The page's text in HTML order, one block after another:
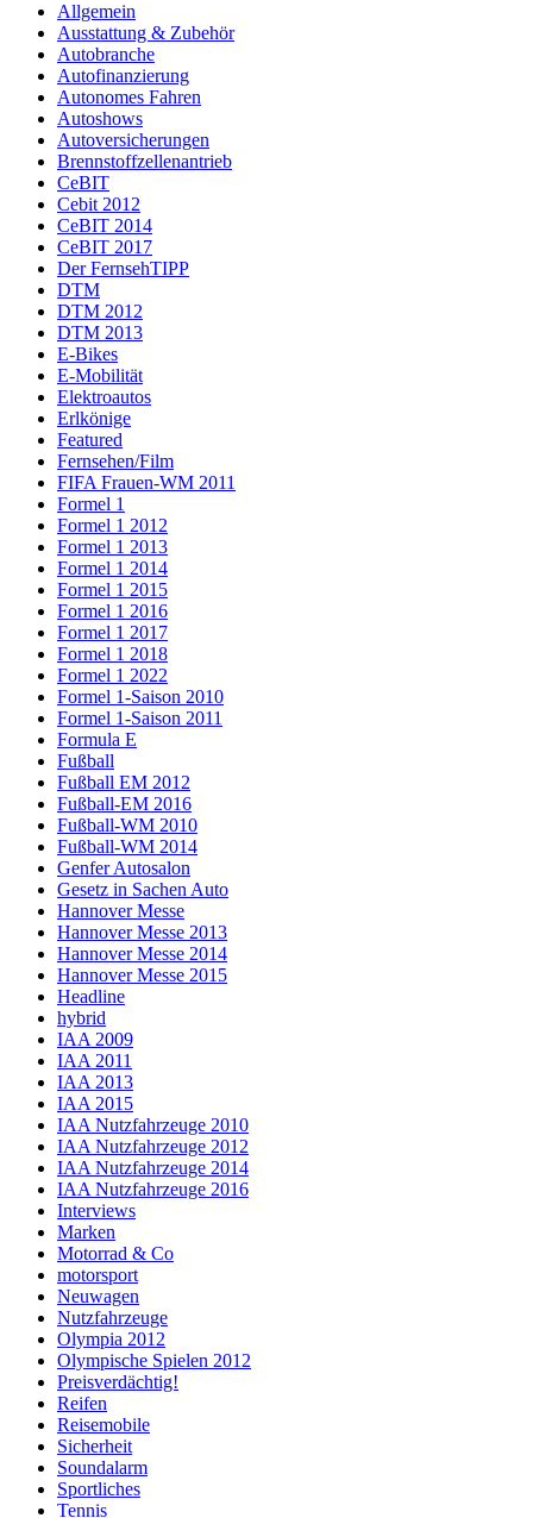
Allgemein
Ausstattung & Zubehör
Autobranche
Autofinanzierung
Autonomes Fahren
Autoshows
Autoversicherungen
Brennstoffzellenantrieb
CeBIT
Cebit 2012
CeBIT 2014
CeBIT 2017
Der FernsehTIPP
DTM
DTM 2012
DTM 2013
E-Bikes
E-Mobilität
Elektroautos
Erlkönige
Featured
Fernsehen/Film
FIFA Frauen-WM 2011
Formel 1
Formel 1 2012
Formel 1 2013
Formel 1 2014
Formel 1 2015
Formel 1 2016
Formel 1 2017
Formel 1 2018
Formel 1 2022
Formel 1-Saison 2010
Formel 1-Saison 2011
Formula E
Fußball
Fußball EM 2012
Fußball-EM 2016
Fußball-WM 2010
Fußball-WM 2014
Genfer Autosalon
Gesetz in Sachen Auto
Hannover Messe
Hannover Messe 2013
Hannover Messe 2014
Hannover Messe 2015
Headline
hybrid
IAA 2009
IAA 2011
IAA 2013
IAA 2015
IAA Nutzfahrzeuge 2010
IAA Nutzfahrzeuge 2012
IAA Nutzfahrzeuge 2014
IAA Nutzfahrzeuge 2016
Interviews
Marken
Motorrad & Co
motorsport
Neuwagen
Nutzfahrzeuge
Olympia 2012
Olympische Spielen 2012
Preisverdächtig!
Reifen
Reisemobile
Sicherheit
Soundalarm
Sportliches
Tennis